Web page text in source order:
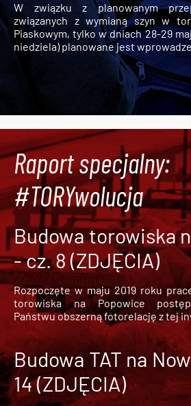
W związku z planowanym
związanych z wymianą szyn w
Piaskowym, tylko w dniach 28-29
niedziela) planowane jest
Raport specjalny:
#TORYwolucja
Budowa torowiska
- cz. 8 (ZDJĘCIA)
Rozpoczęte w maju 2019 roku
torowiska na Popowice
Państwu obszerną fotorelację z tej
Budowa TAT na
14 (ZDJĘCIA)